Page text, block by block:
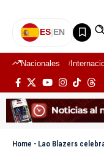
ES|EN
Nacionales
Home - Lao Blazers celebra 8 años